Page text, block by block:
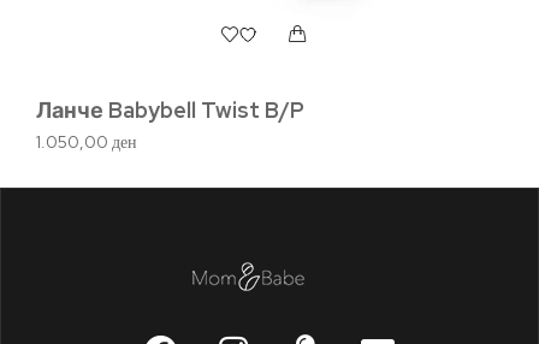
Ланче Babybell Twist B/P
1.050,00 ден